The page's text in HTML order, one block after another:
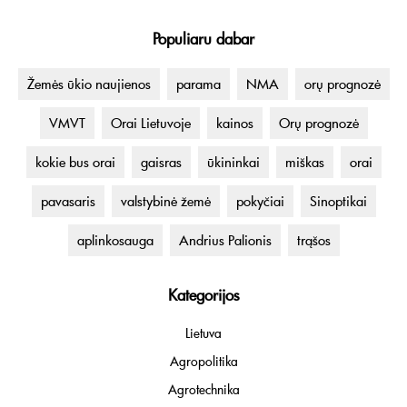
Populiaru dabar
Žemės ūkio naujienos parama NMA orų prognozė
VMVT Orai Lietuvoje kainos Orų prognozė
kokie bus orai gaisras ūkininkai miškas orai
pavasaris valstybinė žemė pokyčiai Sinoptikai
aplinkosauga Andrius Palionis trąšos
Kategorijos
Lietuva
Agropolitika
Agrotechnika